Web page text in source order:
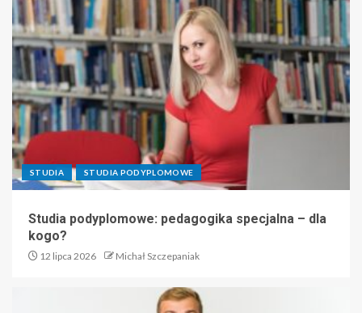
STUDIA STUDIA PODYPLOMOWE
Studia podyplomowe: pedagogika specjalna – dla
kogo?
12 lipca 2026 Michał Szczepaniak